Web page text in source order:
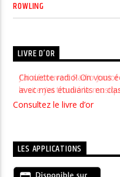
ROWLING
LIVRE D’OR
J'ai découvert Radio
le site j'ai trouvé la
Consultez le livre d’or
LES APPLICATIONS